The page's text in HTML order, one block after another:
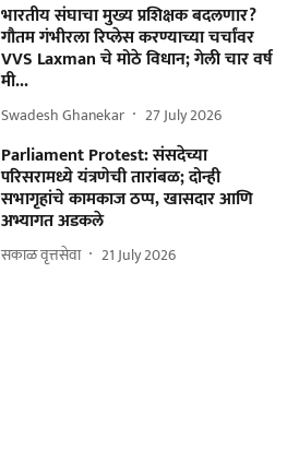
भारतीय संघाचा मुख्य प्रशिक्षक बदलणार?
गौतम गंभीरला रिप्लेस करण्याच्या चर्चांवर
VVS Laxman चे मोठे विधान; गेली चार वर्ष
मी...
Swadesh Ghanekar 27 July 2026
Parliament Protest: संसदेच्या
परिसरामध्ये यंत्रणेची तारांबळ; दोन्ही
सभागृहांचे कामकाज ठप्प, खासदार आणि
अभ्यागत अडकले
सकाळ वृत्तसेवा 21 July 2026